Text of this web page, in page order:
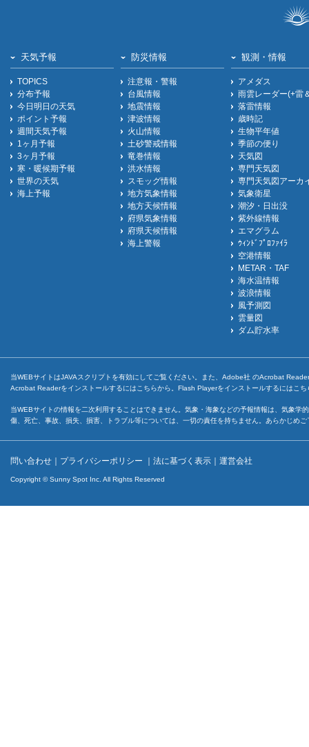
天気予報
TOPICS
分布予報
今日明日の天気
ポイント予報
週間天気予報
1ヶ月予報
3ヶ月予報
寒・暖候期予報
世界の天気
海上予報
防災情報
注意報・警報
台風情報
地震情報
津波情報
火山情報
土砂警戒情報
竜巻情報
洪水情報
スモッグ情報
地方気象情報
地方天候情報
府県気象情報
府県天候情報
海上警報
観測・情報
アメダス
雨雲レーダー(+雷
落雷情報
歳時記
生物平年値
季節の便り
天気図
専門天気図
専門天気図アーカ
気象衛星
潮汐・日出没
紫外線情報
エマグラム
ｳｨﾝﾄﾞﾌﾟﾛﾌｧｲﾗ
空港情報
METAR・TAF
海水温情報
波浪情報
風予測図
雲量図
ダム貯水率
当WEBサイトはJAVAスクリプトを有効にしてご覧ください。また、Adobe社 のAcrobat
Acrobat Readerをインストールするには こちらから。Flash Playerをインストールするには こち
当WEBサイトの情報を二次利用することはできません。気象・海象などの予報情報は、気象
傷、死亡、事故、損失、損害、トラブル等については、一切の責任を持ちません。あらかじめ
問い合わせ ｜ プライバシーポリシー ｜ 法に基づく表示 ｜ 運営会社
Copyright © Sunny Spot Inc. All Rights Reserved